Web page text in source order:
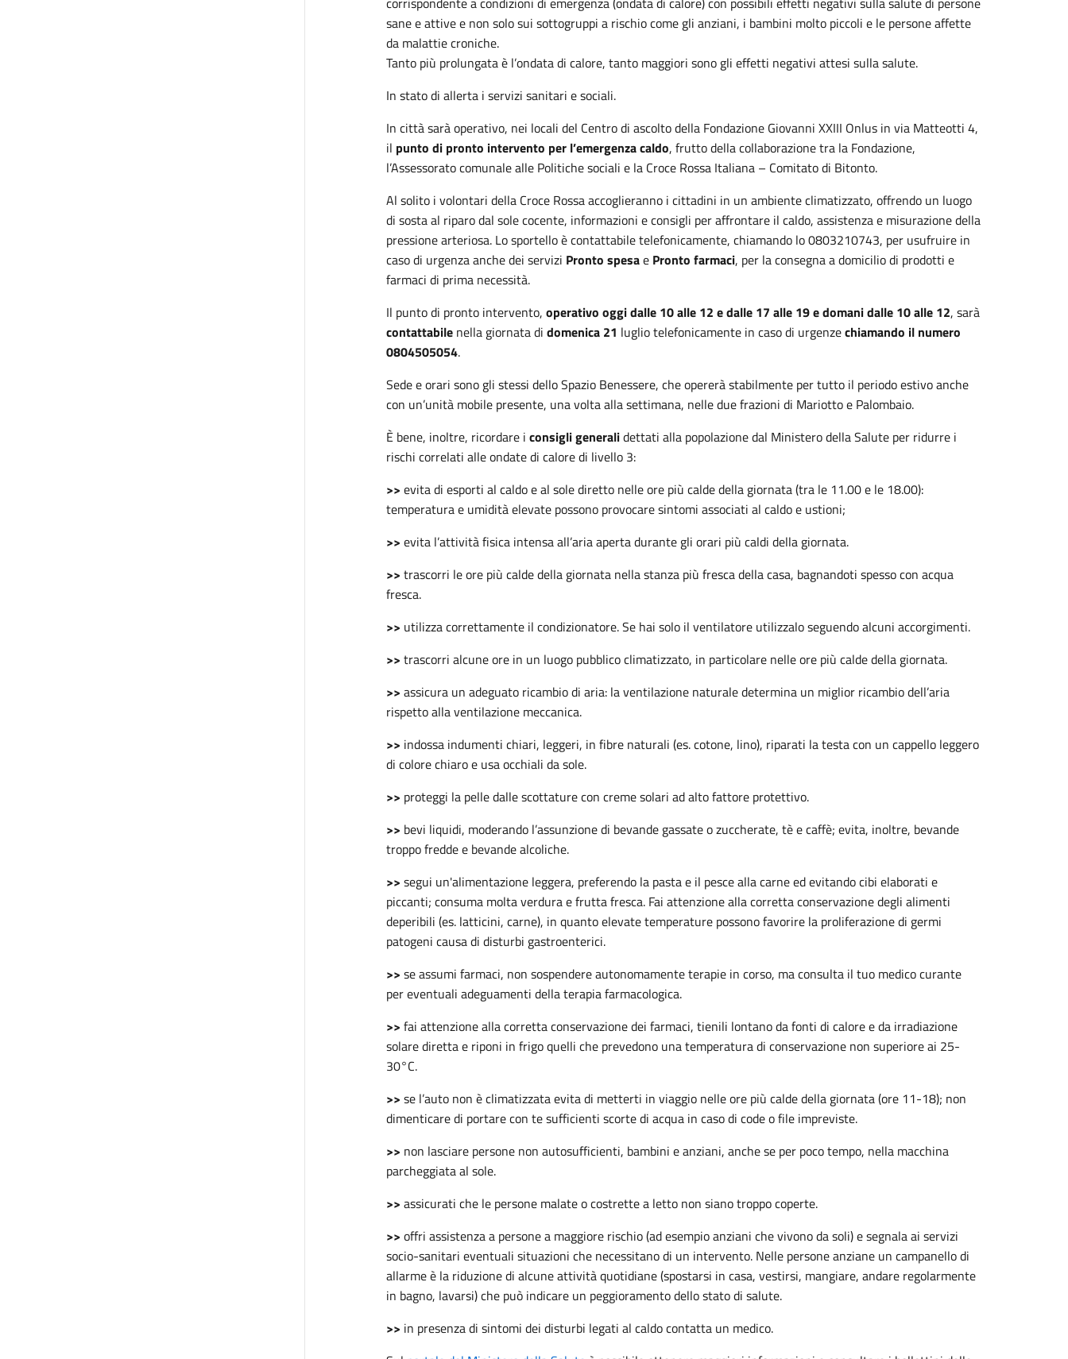
sane e attive e non solo sui sottogruppi a rischio come gli anziani, i bambini molto piccoli e le persone affette
da malattie croniche.
Tanto più prolungata è l’ondata di calore, tanto maggiori sono gli effetti negativi attesi sulla salute.
In stato di allerta i servizi sanitari e sociali.
In città sarà operativo, nei locali del Centro di ascolto della Fondazione Giovanni XXIII Onlus in via Matteotti 4,
il punto di pronto intervento per l’emergenza caldo, frutto della collaborazione tra la Fondazione,
l’Assessorato comunale alle Politiche sociali e la Croce Rossa Italiana – Comitato di Bitonto.
Al solito i volontari della Croce Rossa accoglieranno i cittadini in un ambiente climatizzato, offrendo un luogo
di sosta al riparo dal sole cocente, informazioni e consigli per affrontare il caldo, assistenza e misurazione della
pressione arteriosa. Lo sportello è contattabile telefonicamente, chiamando lo 0803210743, per usufruire in
caso di urgenza anche dei servizi Pronto spesae Pronto farmaci, per la consegna a domicilio di prodotti e
farmaci di prima necessità.
Il punto di pronto intervento,operativo oggi dalle 10 alle 12 e dalle 17 alle 19 e domani dalle 10 alle 12, sarà
contattabile nella giornata didomenica 21 luglio telefonicamente in caso di urgenzechiamando il numero
0804505054.
Sede e orari sono gli stessi dello Spazio Benessere, che opererà stabilmente per tutto il periodo estivo anche
con un’unità mobile presente, una volta alla settimana, nelle due frazioni di Mariotto e Palombaio.
È bene, inoltre, ricordare iconsigli generalidettati alla popolazione dal Ministero della Salute per ridurre i
rischi correlati alle ondate di calore di livello 3:
>>evita di esporti al caldo e al sole diretto nelle ore più calde della giornata (tra le 11.00 e le 18.00):
temperatura e umidità elevate possono provocare sintomi associati al caldo e ustioni;
>> evita l’attività fisica intensa all’aria aperta durante gli orari più caldi della giornata.
>> trascorri le ore più calde della giornata nella stanza più fresca della casa, bagnandoti spesso con acqua
fresca.
>> utilizza correttamente il condizionatore. Se hai solo il ventilatore utilizzalo seguendo alcuni accorgimenti.
>> trascorri alcune ore in un luogo pubblico climatizzato, in particolare nelle ore più calde della giornata.
>> assicura un adeguato ricambio di aria: la ventilazione naturale determina un miglior ricambio dell’aria
rispetto alla ventilazione meccanica.
>> indossa indumenti chiari, leggeri, in fibre naturali (es. cotone, lino), riparati la testa con un cappello leggero
di colore chiaro e usa occhiali da sole.
>> proteggi la pelle dalle scottature con creme solari ad alto fattore protettivo.
>> bevi liquidi, moderando l’assunzione di bevande gassate o zuccherate, tè e caffè; evita, inoltre, bevande
troppo fredde e bevande alcoliche.
>> segui un'alimentazione leggera, preferendo la pasta e il pesce alla carne ed evitando cibi elaborati e
piccanti; consuma molta verdura e frutta fresca. Fai attenzione alla corretta conservazione degli alimenti
deperibili (es. latticini, carne), in quanto elevate temperature possono favorire la proliferazione di germi
patogeni causa di disturbi gastroenterici.
>> se assumi farmaci, non sospendere autonomamente terapie in corso, ma consulta il tuo medico curante
per eventuali adeguamenti della terapia farmacologica.
>> fai attenzione alla corretta conservazione dei farmaci, tienili lontano da fonti di calore e da irradiazione
solare diretta e riponi in frigo quelli che prevedono una temperatura di conservazione non superiore ai 25-
30°C.
>> se l’auto non è climatizzata evita di metterti in viaggio nelle ore più calde della giornata (ore 11-18); non
dimenticare di portare con te sufficienti scorte di acqua in caso di code o file impreviste.
>> non lasciare persone non autosufficienti, bambini e anziani, anche se per poco tempo, nella macchina
parcheggiata al sole.
>> assicurati che le persone malate o costrette a letto non siano troppo coperte.
>> offri assistenza a persone a maggiore rischio (ad esempio anziani che vivono da soli) e segnala ai servizi
socio-sanitari eventuali situazioni che necessitano di un intervento. Nelle persone anziane un campanello di
allarme è la riduzione di alcune attività quotidiane (spostarsi in casa, vestirsi, mangiare, andare regolarmente
in bagno, lavarsi) che può indicare un peggioramento dello stato di salute.
>> in presenza di sintomi dei disturbi legati al caldo contatta un medico.